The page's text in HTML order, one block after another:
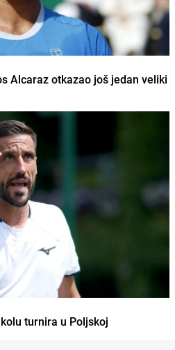
Alcaraz otkazao još jedan veliki
turnira u Poljskoj